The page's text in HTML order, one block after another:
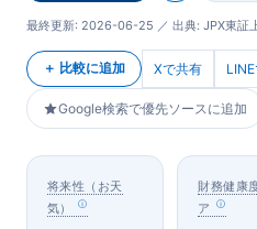
最終更新: 2026-06-25 ／ 出典: JPX東証
＋ 比較に追加 Xで共有
Google検索で優先ソースに追加
将来性（お天
気）
財務健康
ア